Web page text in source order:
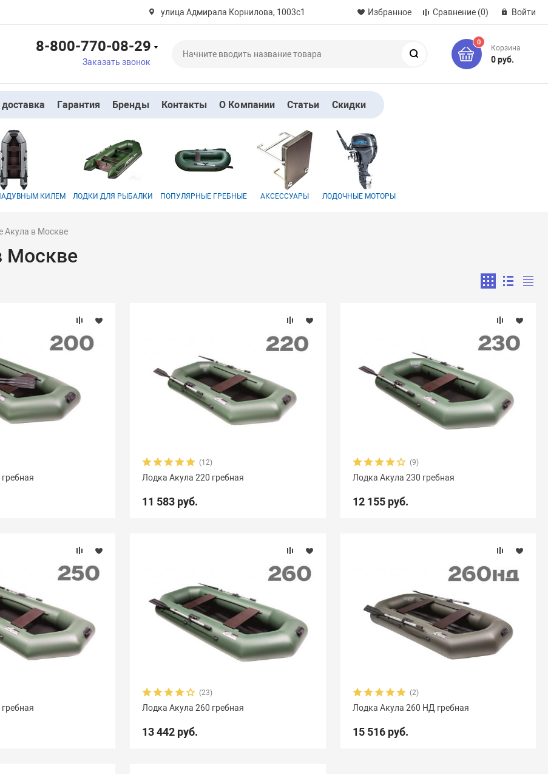
улица Адмирала Корнилова, 1003с1 Избранное Сравнение (0) Войти
8-800-770-08-29
Заказать звонок
0
Корзина
0 руб.
Гарантия Бренды Контакты О Компании Статьи Скидки
КИЛЕМ ЛОДКИ ДЛЯ РЫБАЛКИ ПОПУЛЯРНЫЕ ГРЕБНЫЕ АКСЕССУАРЫ ЛОДОЧНЫЕ МОТОРЫ
Акула в Москве
Москве
(12)
Лодка Акула 220 гребная
11 583 руб.
(9)
Лодка Акула 230 гребная
12 155 руб.
(23)
Лодка Акула 260 гребная
13 442 руб.
(2)
Лодка Акула 260 НД гребная
15 516 руб.